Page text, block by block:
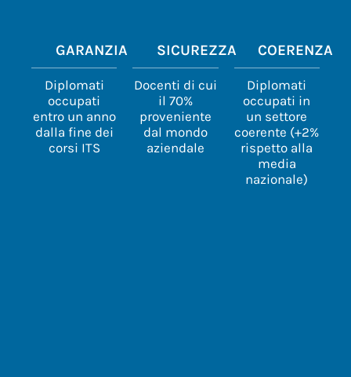
GARANZIA
Diplomati
occupati
entro un anno
dalla fine dei
corsi ITS
SICUREZZA
Docenti di cui
il 70%
proveniente
dal mondo
aziendale
COERENZA
Diplomati
occupati in
un settore
coerente (+2%
rispetto alla
media
nazionale)